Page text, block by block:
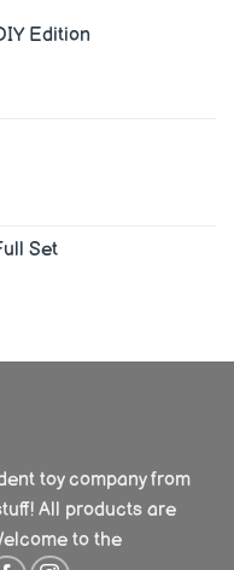
Edition
Set
toy company from
All products are
to the